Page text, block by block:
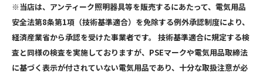
※当店は、アンティーク照明器具等を販売するにあたって、電気用品
安全法第8条第1項（技術基準適合）を免除する例外承認制度により、
経済産業省から承認を受けた事業者です。 技術基準適合に規定する検
査と同様の検査を実施しておりますが、PSEマークや電気用品取締法
に基づく表示が付されていない電気用品であり、十分な取扱注意が必